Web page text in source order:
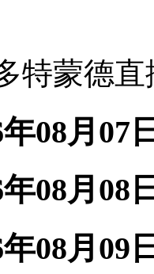
特蒙德直
08月07
08月08
08月09